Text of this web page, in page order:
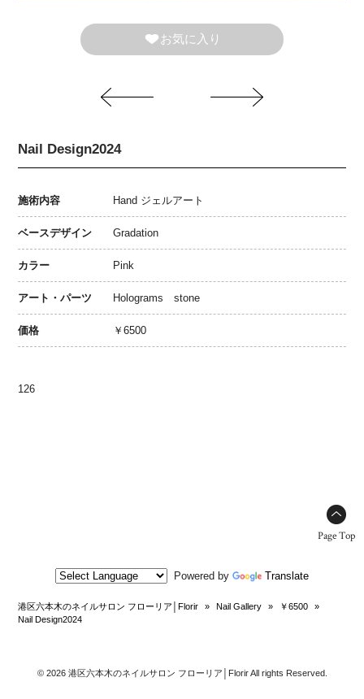
お気に入り
Nail Design2024
施術内容 Hand ジェルアート
ベースデザイン Gradation
カラー Pink
アート・パーツ Holograms stone
価格 ￥6500
126
Page Top
Powered by Translate
港区六本木のネイルサロン フローリア│Florir » Nail Gallery » ￥6500
»
Nail Design2024
© 2026 港区六本木のネイルサロン フローリア│Florir All rights Reserved.